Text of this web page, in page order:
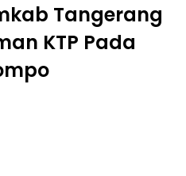
Tangerang
KTP Pada